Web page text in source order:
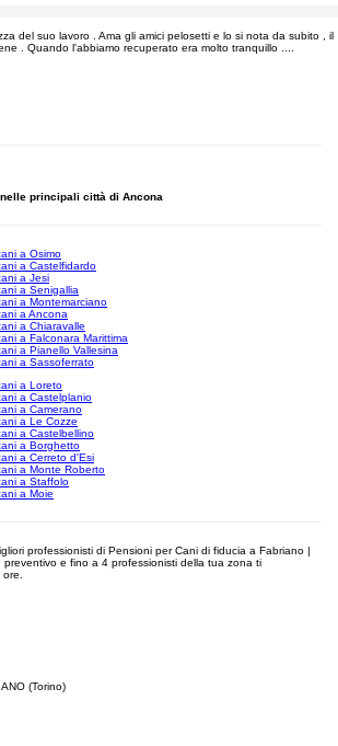
del suo lavoro . Ama gli amici pelosetti e lo si nota da subito , il
. Quando l'abbiamo recuperato era molto tranquillo ....
principali città di Ancona
a Osimo
a Castelfidardo
a Jesi
a Senigallia
a Montemarciano
a Ancona
a Chiaravalle
a Falconara Marittima
a Pianello Vallesina
a Sassoferrato
a Loreto
a Castelplanio
a Camerano
a Le Cozze
a Castelbellino
a Borghetto
a Cerreto d'Esi
a Monte Roberto
a Staffolo
a Moie
professionisti di Pensioni per Cani di fiducia a Fabriano |
preventivo e fino a 4 professionisti della tua zona ti